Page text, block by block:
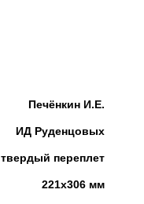
Печёнкин И.Е.
ИД Руденцовых
твердый переплет
221x306 мм